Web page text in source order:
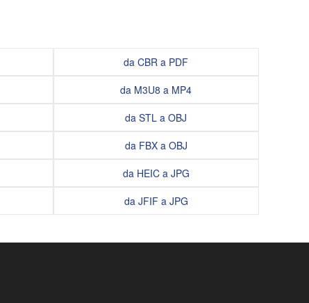
da CBR a PDF
da M3U8 a MP4
da STL a OBJ
da FBX a OBJ
da HEIC a JPG
da JFIF a JPG